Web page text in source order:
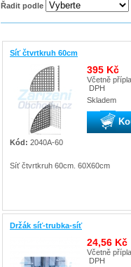
Řadit podle
Síť čtvrtkruh 60cm
395 Kč
Včetně
DPH
Skladem
Kód: 2040A-60
Síť čtvrtkruh 60cm. 60X60cm
Držák síť-trubka-síť
24,56 Kč
Včetně
DPH